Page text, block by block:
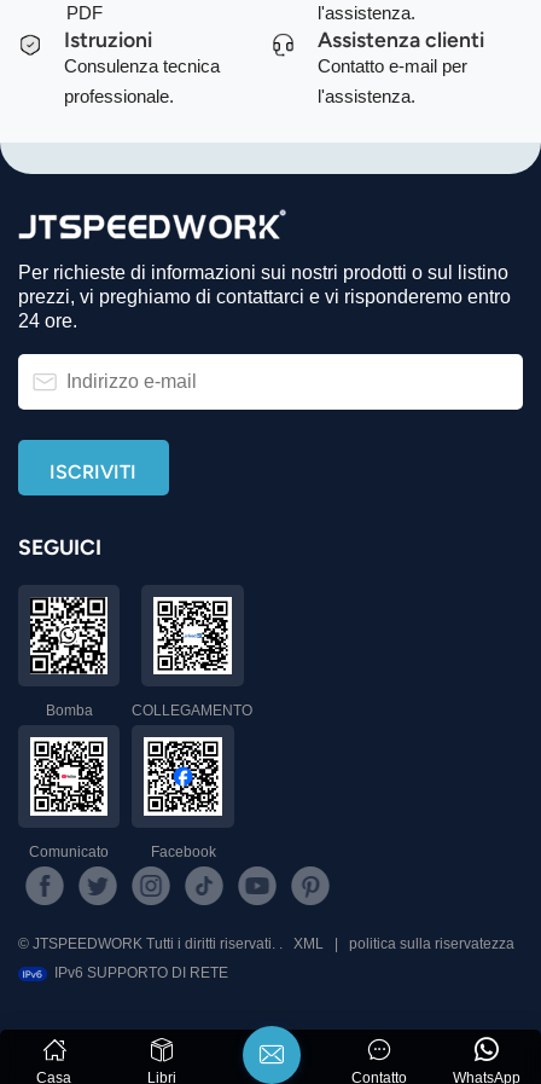
PDF
l'assistenza.
Istruzioni
Consulenza tecnica
professionale.
Assistenza clienti
Contatto e-mail per
l'assistenza.
Per richieste di informazioni sui nostri prodotti o sul listino
prezzi, vi preghiamo di contattarci e vi risponderemo entro
24 ore.
SEGUICI
Bomba COLLEGAMENTO
Comunicato Facebook
© JTSPEEDWORK Tutti i diritti riservati. . XML
politica sulla riservatezza
IPv6 SUPPORTO DI RETE
Casa Libri WhatsApp
Contatto